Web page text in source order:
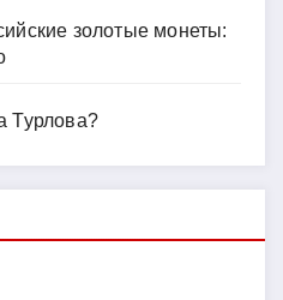
золотые монеты:
Турлова?